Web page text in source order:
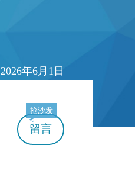
2026年6月1日
留言
抢沙发